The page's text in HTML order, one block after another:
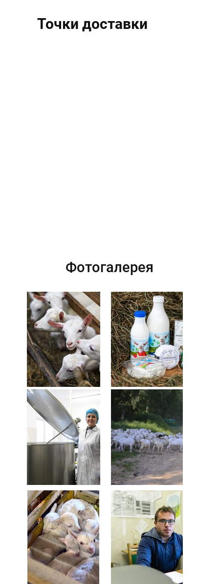
Точки доставки
Фотогалерея